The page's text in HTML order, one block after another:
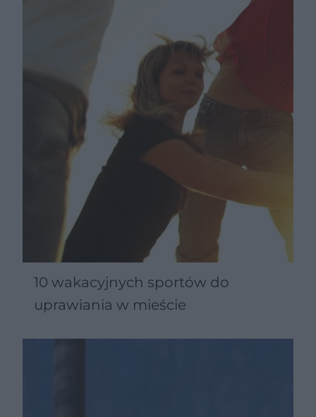
10 wakacyjnych sportów do
uprawiania w mieście